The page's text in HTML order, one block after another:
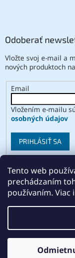
Tento web
prechádzaním
používaním.
Odoberať
Vložte svoj e-mail a
nových produktoch
Email
Vložením e-mailu
osobných údajov
PRIHLÁSIŤ SA